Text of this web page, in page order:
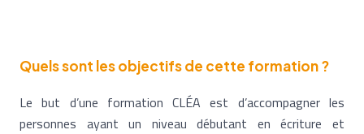
Quels sont les objectifs de cette formation ?
Le but d’une formation CLÉA est d’accompagner les
personnes ayant un niveau débutant en écriture et